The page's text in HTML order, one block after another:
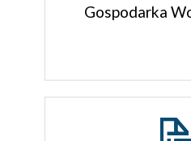
Gospodarka